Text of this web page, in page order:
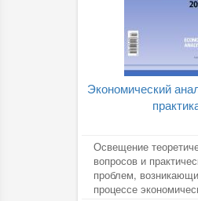
Экономический
Освещение
вопросов и
проблем,
процессе